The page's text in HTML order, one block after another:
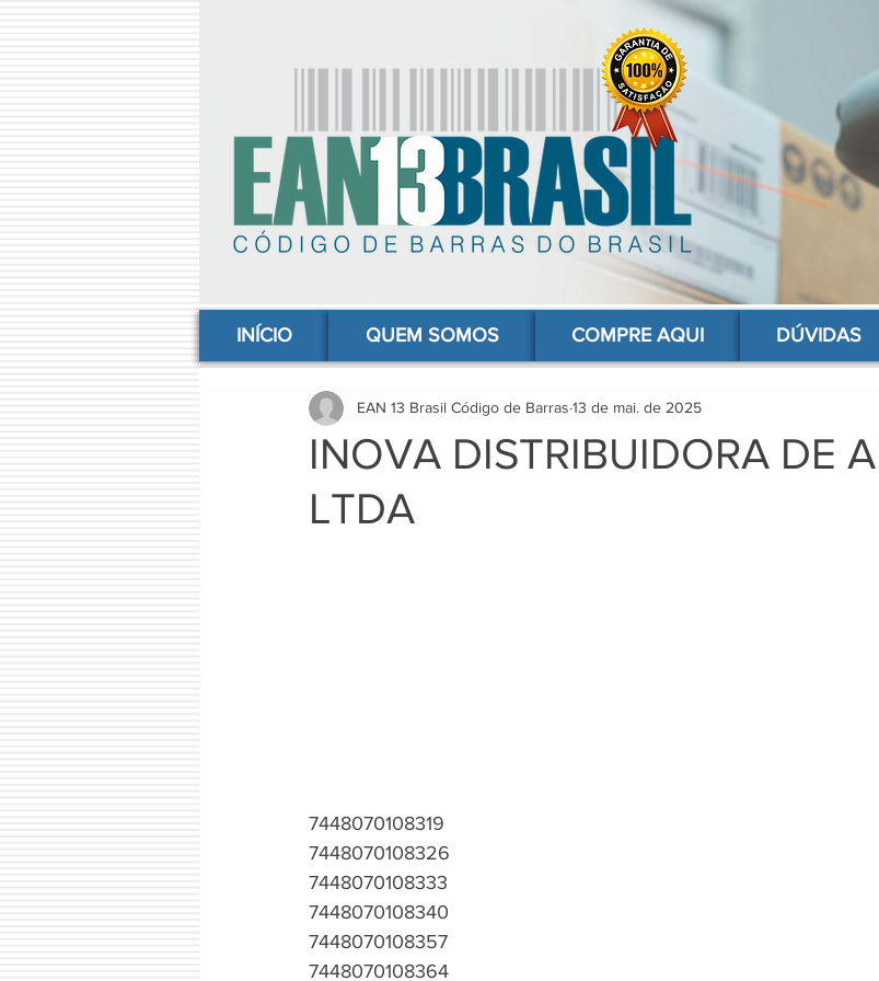
comprar codigo de barras, comprar código de barras, adquirir código de barras, código de barras online, código de barras para produtos, gs1, código brasileiro, ean 13 universal, código de barras barato
INÍCIO QUEM SOMOS COMPRE AQUI DÚVIDAS
INOVA DISTRIBUIDORA DE
LTDA
EAN 13 Brasil Código de Barras 13 de mai. de 2025
7448070108319
7448070108326
7448070108333
7448070108340
7448070108357
7448070108364